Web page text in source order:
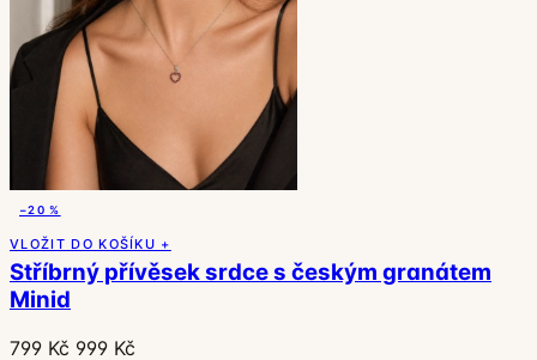
−20 %
VLOŽIT DO KOŠÍKU +
Stříbrný přívěsek srdce s českým granátem
Minid
799 Kč 999 Kč